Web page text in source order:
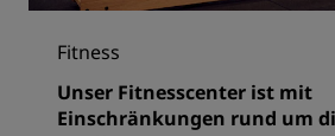
Fitness
Unser Fitnesscenter ist mit
Einschränkungen rund um